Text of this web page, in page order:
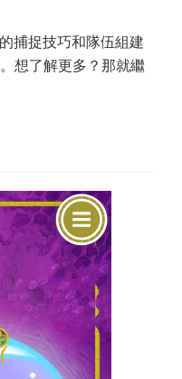
捕捉技巧和隊伍組建
想了解更多？那就繼